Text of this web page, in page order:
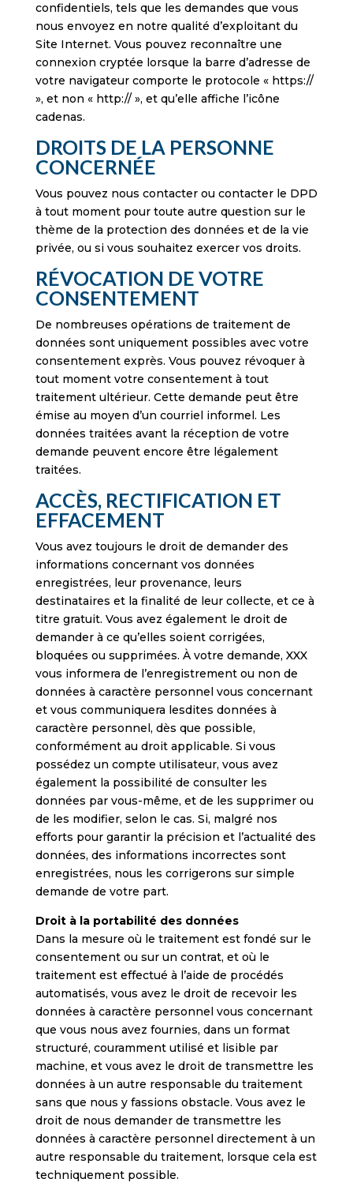
confidentiels, tels que les demandes que vous
nous envoyez en notre qualité d’exploitant du
Site Internet. Vous pouvez reconnaître une
connexion cryptée lorsque la barre d’adresse de
votre navigateur comporte le protocole « https://
», et non « http:// », et qu’elle affiche l’icône
cadenas.
DROITS DE LA PERSONNE
CONCERNÉE
Vous pouvez nous contacter ou contacter le DPD
à tout moment pour toute autre question sur le
thème de la protection des données et de la vie
privée, ou si vous souhaitez exercer vos droits.
RÉVOCATION DE VOTRE
CONSENTEMENT
De nombreuses opérations de traitement de
données sont uniquement possibles avec votre
consentement exprès. Vous pouvez révoquer à
tout moment votre consentement à tout
traitement ultérieur. Cette demande peut être
émise au moyen d’un courriel informel. Les
données traitées avant la réception de votre
demande peuvent encore être légalement
traitées.
ACCÈS, RECTIFICATION ET
EFFACEMENT
Vous avez toujours le droit de demander des
informations concernant vos données
enregistrées, leur provenance, leurs
destinataires et la finalité de leur collecte, et ce à
titre gratuit. Vous avez également le droit de
demander à ce qu’elles soient corrigées,
bloquées ou supprimées. À votre demande, XXX
vous informera de l’enregistrement ou non de
données à caractère personnel vous concernant
et vous communiquera lesdites données à
caractère personnel, dès que possible,
conformément au droit applicable. Si vous
possédez un compte utilisateur, vous avez
également la possibilité de consulter les
données par vous-même, et de les supprimer ou
de les modifier, selon le cas. Si, malgré nos
efforts pour garantir la précision et l’actualité des
données, des informations incorrectes sont
enregistrées, nous les corrigerons sur simple
demande de votre part.
Droit à la portabilité des données
Dans la mesure où le traitement est fondé sur le
consentement ou sur un contrat, et où le
traitement est effectué à l’aide de procédés
automatisés, vous avez le droit de recevoir les
données à caractère personnel vous concernant
que vous nous avez fournies, dans un format
structuré, couramment utilisé et lisible par
machine, et vous avez le droit de transmettre les
données à un autre responsable du traitement
sans que nous y fassions obstacle. Vous avez le
droit de nous demander de transmettre les
données à caractère personnel directement à un
autre responsable du traitement, lorsque cela est
techniquement possible.